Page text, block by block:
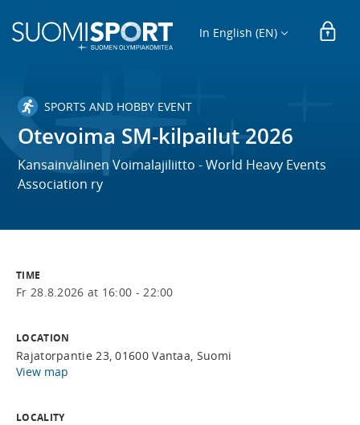
In English (EN)
SPORTS AND HOBBY EVENT
Otevoima SM-kilpailut 2026
Kansainvälinen Voimalajiliitto - World Heavy Events
Association ry
TIME
Fr 28.8.2026 at 16:00 - 22:00
LOCATION
Rajatorpantie 23, 01600 Vantaa, Suomi
View map
LOCALITY